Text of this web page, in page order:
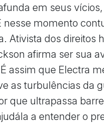
em seus
nesse momento
Ativista dos direitos
afirma ser sua
assim que Electra
as turbulências da
que ultrapassa
a entender o